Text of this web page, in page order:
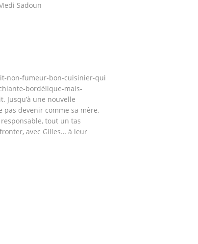
Sadoun
non-fumeur-bon-cuisinier-qui
bordélique-mais-
Jusqu’à une nouvelle
devenir comme sa mère,
tout un tas
avec Gilles… à leur